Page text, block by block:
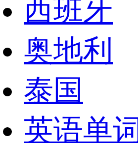
西班牙
奥地利
泰国
英语单词